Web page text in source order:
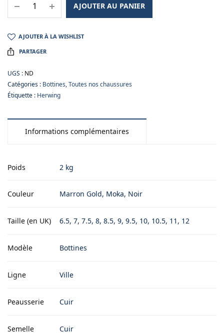
AJOUTER AU PANIER
AJOUTER À LA WISHLIST
PARTAGER
UGS : ND
Catégories : Bottines,Toutes nos chaussures
Étiquette : Herwing
Informations complémentaires
Poids 2 kg
Couleur Marron Gold, Moka, Noir
Taille (en UK) 6.5, 7, 7.5, 8, 8.5, 9, 9.5, 10, 10.5, 11, 12
Modèle Bottines
Ligne Ville
Peausserie Cuir
Semelle Cuir